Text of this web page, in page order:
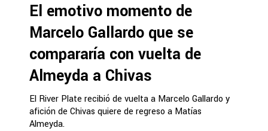
El emotivo momento de
Marcelo Gallardo que se
compararía con vuelta de
Almeyda a Chivas
El River Plate recibió de vuelta a Marcelo Gallardo y
afición de Chivas quiere de regreso a Matías
Almeyda.